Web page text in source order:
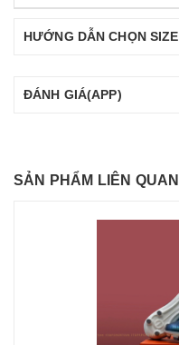
HƯỚNG DẪN CHỌN SIZE
ĐÁNH GIÁ(APP)
SẢN PHẨM LIÊN QUAN